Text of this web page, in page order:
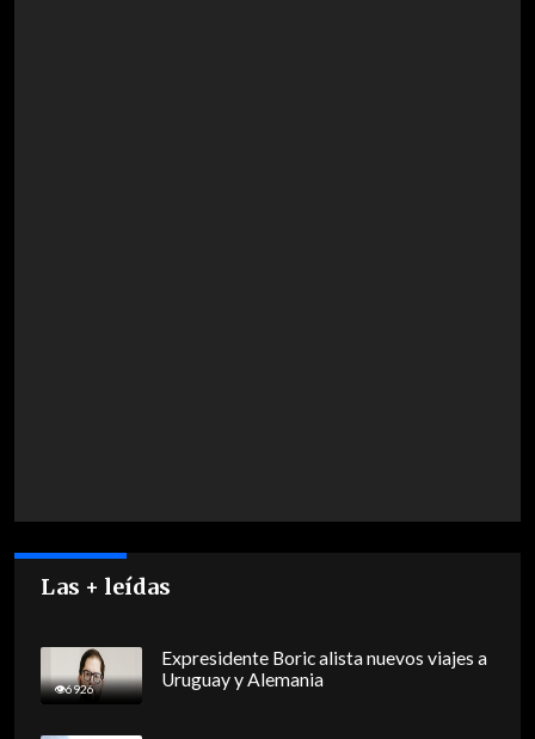
Las + leídas
6926
Expresidente Boric alista nuevos viajes a
Uruguay y Alemania